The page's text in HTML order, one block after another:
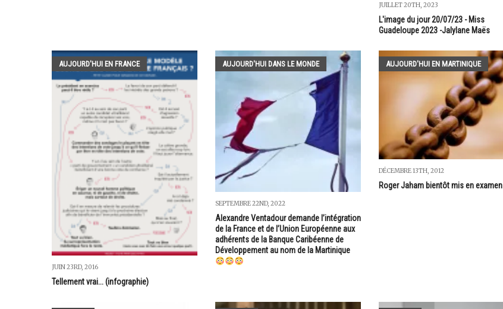
JUILLET 20TH, 2023
L'image du jour 20/07/23 - Miss
Guadeloupe 2023 -Jalylane Maës
AUJOURD'HUI EN FRANCE
JUIN 23RD, 2016
Tellement vrai... (infographie)
AUJOURD'HUI DANS LE MONDE
SEPTEMBRE 22ND, 2022
Alexandre Ventadour demande l’intégration
de la France et de l’Union Européenne aux
adhérents de la Banque Caribéenne de
Développement au nom de la Martinique
AUJOURD'HUI EN MARTINIQUE
DÉCEMBRE 13TH, 2012
Roger Jaham bientôt mis en examen